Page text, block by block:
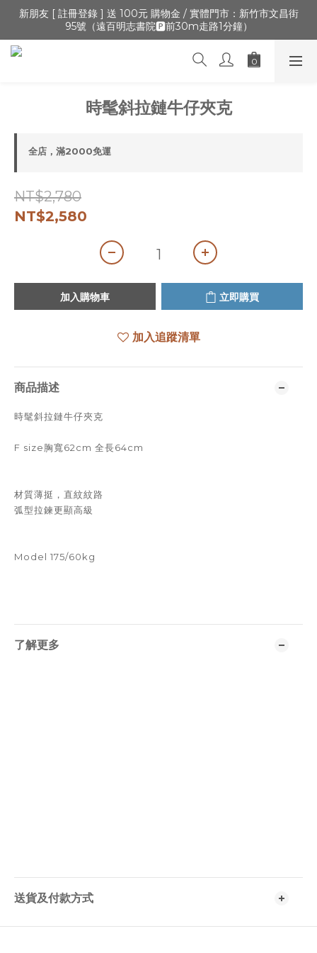
🔺「會員制」新開張,加入會員,全通路可累積紅利 >登入官網 > 個
人資訊 > 填寫正確「生日」收生日禮金
新朋友 [ 註冊登錄 ] 送 100元 購物金 / 實體門市：新竹市文昌街
95號（遠百明志書院🅿️前30m走路1分鐘）
🔺「會員制」新開張,加入會員,全通路可累積紅利 >登入官網 > 個
人資訊 > 填寫正確「生日」收生日禮金
時髦斜拉鏈牛仔夾克
全店，滿2000免運
NT$2,780
NT$2,580
加入購物車 立即購買
加入追蹤清單
商品描述
時髦斜拉鏈牛仔夾克
F size胸寬62cm 全長64cm
材質薄挺，直紋紋路
弧型拉鍊更顯高級
Model 175/60kg
了解更多
送貨及付款方式